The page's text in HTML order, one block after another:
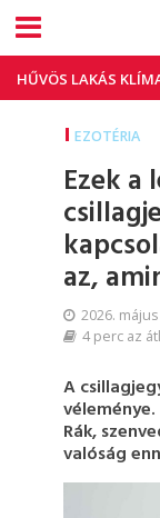
HŰVÖS LAKÁS
EZOTÉRIA
Ezek
az,
2026. május
4 perc az
A
Rák,
valóság